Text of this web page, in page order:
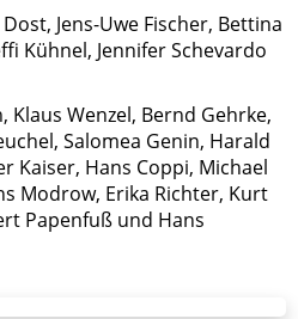
Jens-Uwe Fischer, Bettina
Kühnel, Jennifer Schevardo
Klaus Wenzel, Bernd Gehrke,
Salomea Genin, Harald
Kaiser, Hans Coppi, Michael
Modrow, Erika Richter, Kurt
Papenfuß und Hans